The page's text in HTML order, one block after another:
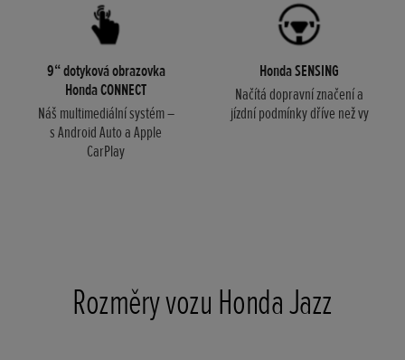
9“ dotyková obrazovka
Honda CONNECT
Náš multimediální systém –
s Android Auto a Apple
CarPlay
Honda SENSING
Načítá dopravní značení a
jízdní podmínky dříve než vy
Rozměry vozu Honda Jazz